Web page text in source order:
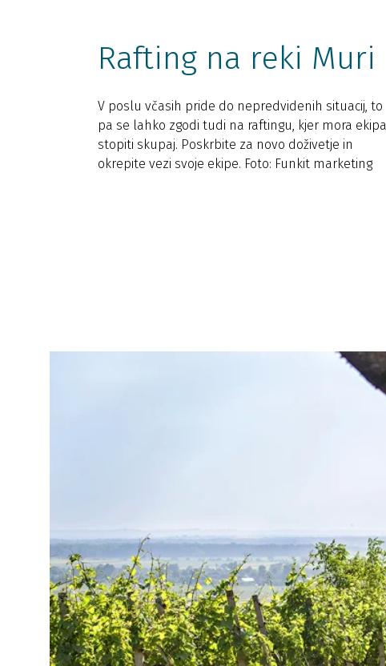
Rafting na reki Muri
V poslu včasih pride do nepredvidenih situacij, to
pa se lahko zgodi tudi na raftingu, kjer mora ekipa
stopiti skupaj. Poskrbite za novo doživetje in
okrepite vezi svoje ekipe. Foto: Funkit marketing